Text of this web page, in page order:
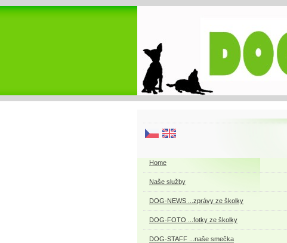
Home
Naše služby
DOG-NEWS ...zprávy ze školky
DOG-FOTO ...fotky ze školky
DOG-STAFF ...naše smečka